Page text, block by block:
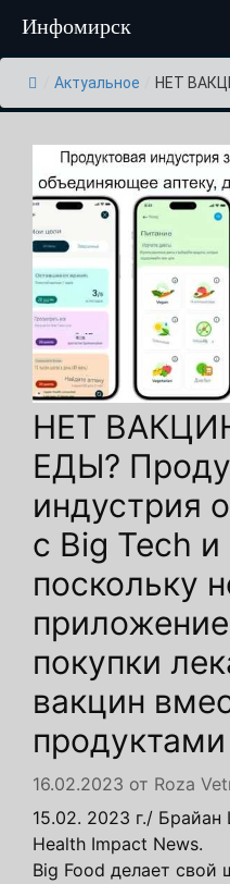
содержимому
Инфомирск
Актуальное НЕТ
НЕТ
ЕДЫ?
индустрия
с Big Tech
поскольку
покупки
вакцин
16.02.2023 от Roza
15.02. 2023 г./
Health Impact News.
Big Food делает свой